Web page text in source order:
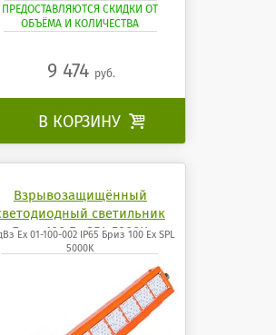
ПРЕДОСТАВЛЯЮТСЯ СКИДКИ ОТ
ОБЪЁМА И КОЛИЧЕСТВА
9 474 руб.
В КОРЗИНУ 
Взрывозащищённый
светильник
Бриз 100 Ех SPL 5000K
Ех 01-100-002 IP65 Бриз 100 Ех SPL
5000K